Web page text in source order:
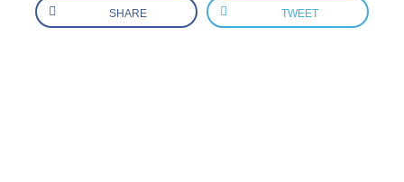
SHARE TWEET